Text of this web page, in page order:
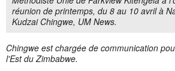
réunion de printemps, du 8 au 10 avril à
Kudzai Chingwe, UM News.
Chingwe est chargée de communication
l'Est du Zimbabwe.